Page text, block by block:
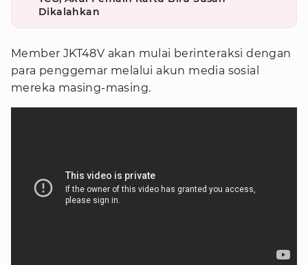
Dikalahkan
Member JKT48V akan mulai berinteraksi dengan
para penggemar melalui akun media sosial
mereka masing-masing.